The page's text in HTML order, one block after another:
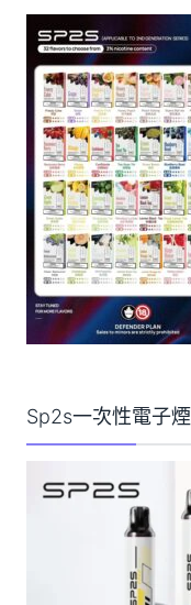
Sp2s一次性電子煙